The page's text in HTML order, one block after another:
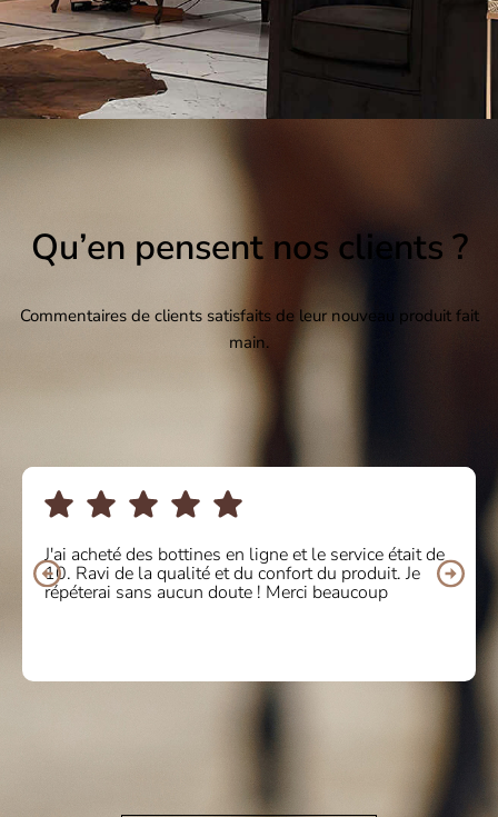
Qu’en pensent nos clients ?
Commentaires de clients satisfaits de leur nouveau produit fait
main.
J'ai acheté des bottines en ligne et le service était de
10. Ravi de la qualité et du confort du produit. Je
répéterai sans aucun doute ! Merci beaucoup